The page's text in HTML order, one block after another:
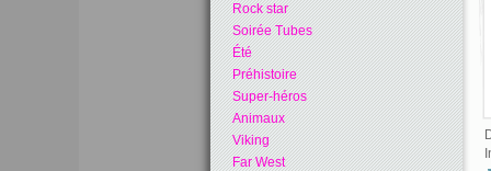
Rock star
Soirée Tubes
Été
Préhistoire
Super-héros
Animaux
Viking
Far West